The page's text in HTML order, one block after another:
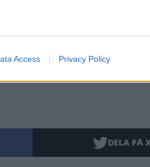
Access Privacy Policy
unga
DELA PÅ